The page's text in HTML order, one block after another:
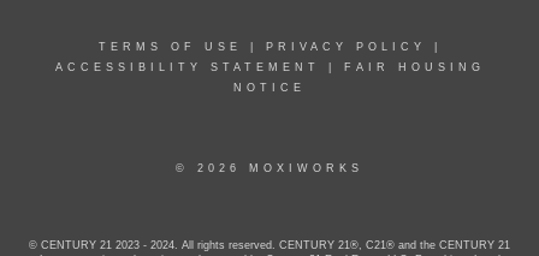
TERMS OF USE PRIVACY POLICY
ACCESSIBILITY STATEMENT
FAIR HOUSING
NOTICE
© 2026 MOXIWORKS
© CENTURY 21 2023 - 2024. All rights reserved. CENTURY 21®, C21® and the CENTURY 21